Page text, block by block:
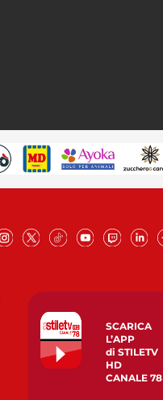
SCARICA
L’APP
di STILETV
HD
CANALE 78